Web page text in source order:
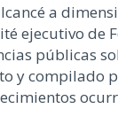
a
ejecutivo de
públicas
y compilado